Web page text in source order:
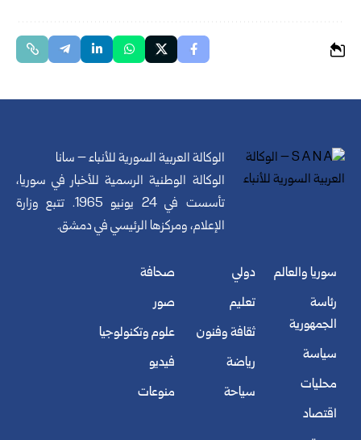
الوكالة العربية السورية للأنباء – سانا
الوكالة الوطنية الرسمية للأخبار في سوريا،
تأسست في 24 يونيو 1965. تتبع وزارة
الإعلام، ومركزها الرئيسي في دمشق.
سوريا والعالم
رئاسة
الجمهورية
سياسة
محليات
اقتصاد
دولي
تعليم
ثقافة وفنون
رياضة
سياحة
صحافة
صور
علوم وتكنولوجيا
فيديو
منوعات